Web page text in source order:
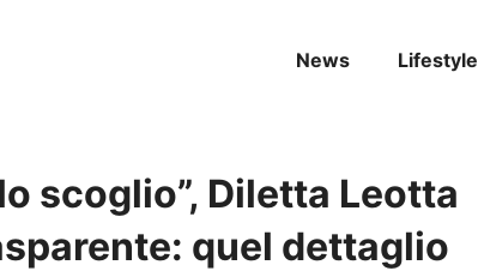
News Lifestyle
scoglio”, Diletta Leotta
quel dettaglio